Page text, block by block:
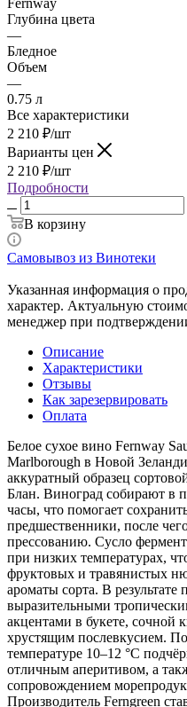
Глубина цвета
—
Бледное
Объем
—
0.75 л
Все характеристики
2 210 ₽/шт
Варианты цен
2 210 ₽/шт
Подробности
В корзину
Самовывоз из Винотеки
Указанная информация о
характер. Актуальную
менеджер при
Описание
Характеристики
Отзывы
Как зарезервировать
Оплата
Белое сухое вино Fernway
Marlborough в Новой
аккуратный образец
Блан. Виноград собирают в
часы, что помогает
предшественники, после
прессованию. Сусло
при низких температурах,
фруктовых и травянистых
ароматы сорта. В результате
выразительными
акцентами в букете, сочной
хрустящим послевкусием.
температуре 10–12 °С
отличным аперитивом, а
сопровождением
Производитель Ferngreen